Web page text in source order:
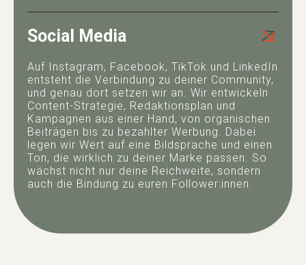
Social Media
Auf Instagram, Facebook, TikTok und LinkedIn
entsteht die Verbindung zu deiner Community,
und genau dort setzen wir an. Wir entwickeln
Content-Strategie, Redaktionsplan und
Kampagnen aus einer Hand, von organischen
Beiträgen bis zu bezahlter Werbung. Dabei
legen wir Wert auf eine Bildsprache und einen
Ton, die wirklich zu deiner Marke passen. So
wächst nicht nur deine Reichweite, sondern
auch die Bindung zu euren Follower:innen.